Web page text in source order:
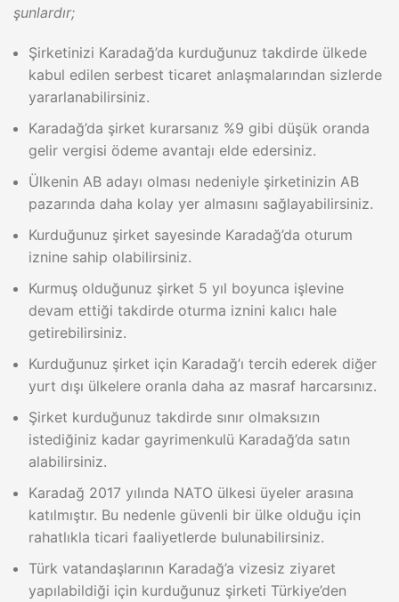
şunlardır;
Şirketinizi Karadağ’da kurduğunuz takdirde ülkede
kabul edilen serbest ticaret anlaşmalarından sizlerde
yararlanabilirsiniz.
Karadağ’da şirket kurarsanız %9 gibi düşük oranda
gelir vergisi ödeme avantajı elde edersiniz.
Ülkenin AB adayı olması nedeniyle şirketinizin AB
pazarında daha kolay yer almasını sağlayabilirsiniz.
Kurduğunuz şirket sayesinde Karadağ’da oturum
iznine sahip olabilirsiniz.
Kurmuş olduğunuz şirket 5 yıl boyunca işlevine
devam ettiği takdirde oturma iznini kalıcı hale
getirebilirsiniz.
Kurduğunuz şirket için Karadağ’ı tercih ederek diğer
yurt dışı ülkelere oranla daha az masraf harcarsınız.
Şirket kurduğunuz takdirde sınır olmaksızın
istediğiniz kadar gayrimenkulü Karadağ’da satın
alabilirsiniz.
Karadağ 2017 yılında NATO ülkesi üyeler arasına
katılmıştır. Bu nedenle güvenli bir ülke olduğu için
rahatlıkla ticari faaliyetlerde bulunabilirsiniz.
Türk vatandaşlarının Karadağ’a vizesiz ziyaret
yapılabildiği için kurduğunuz şirketi Türkiye’den